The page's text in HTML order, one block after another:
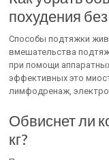
похудения
Способы подтяжки
вмешательства
при помощи
эффективных это
лимфодренаж,
Обвиснет ли
кг?